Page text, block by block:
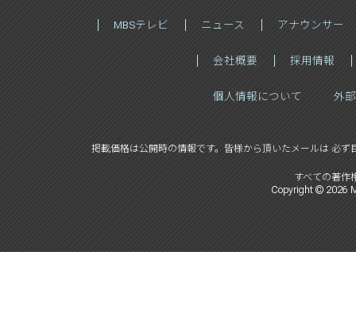
MBSテレビ ニュース アナウンサー
会社概要 採用情報
個人情報について 外
掲載価格は公開時の情報です。皆様から頂いたメールは 必ず
すべての著作
Copyright © 2026